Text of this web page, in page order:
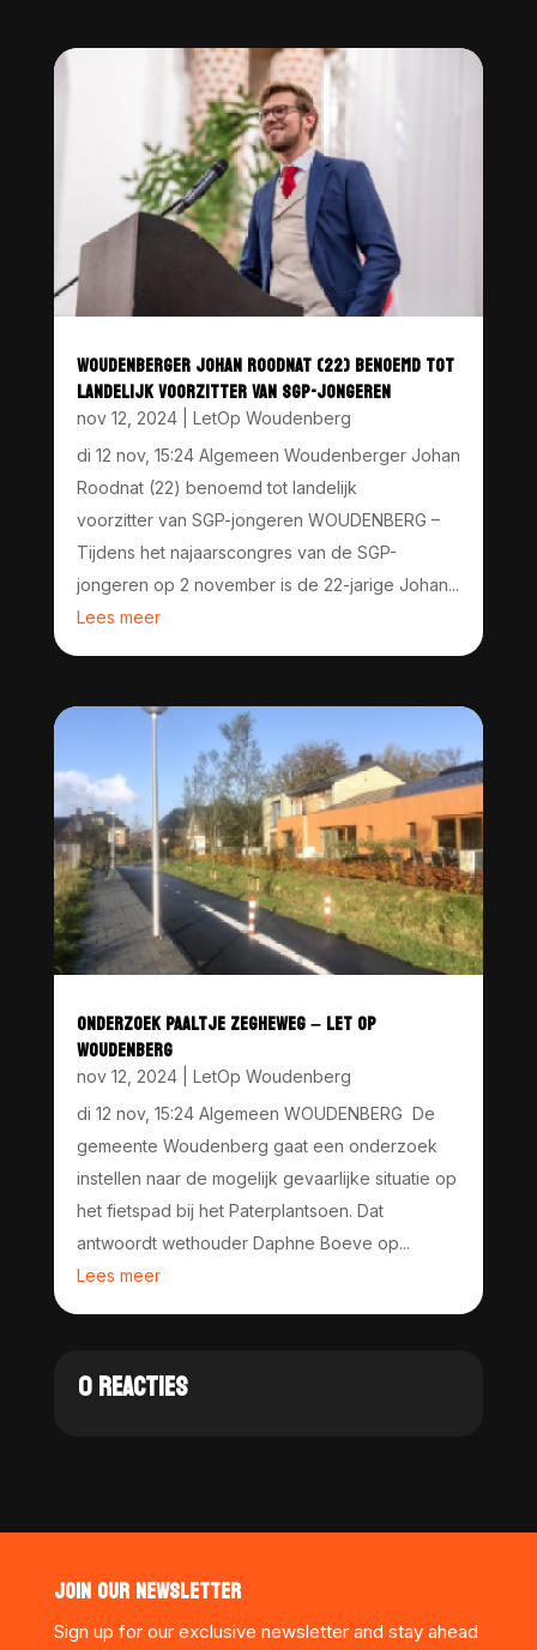
WOUDENBERGER JOHAN ROODNAT (22) BENOEMD TOT
LANDELIJK VOORZITTER VAN SGP-JONGEREN
nov 12, 2024| LetOp Woudenberg
di 12 nov, 15:24 Algemeen Woudenberger Johan
Roodnat (22) benoemd tot landelijk
voorzitter van SGP-jongeren WOUDENBERG –
Tijdens het najaarscongres van de SGP-
jongeren op 2 november is de 22-jarige Johan...
Lees meer
ONDERZOEK PAALTJE ZEGHEWEG – LET OP
WOUDENBERG
nov 12, 2024| LetOp Woudenberg
di 12 nov, 15:24 Algemeen WOUDENBERG De
gemeente Woudenberg gaat een onderzoek
instellen naar de mogelijk gevaarlijke situatie op
het fietspad bij het Paterplantsoen. Dat
antwoordt wethouder Daphne Boeve op...
Lees meer
0 REACTIES
JOIN OUR NEWSLETTER
Sign up for our exclusive newsletter and stay ahead